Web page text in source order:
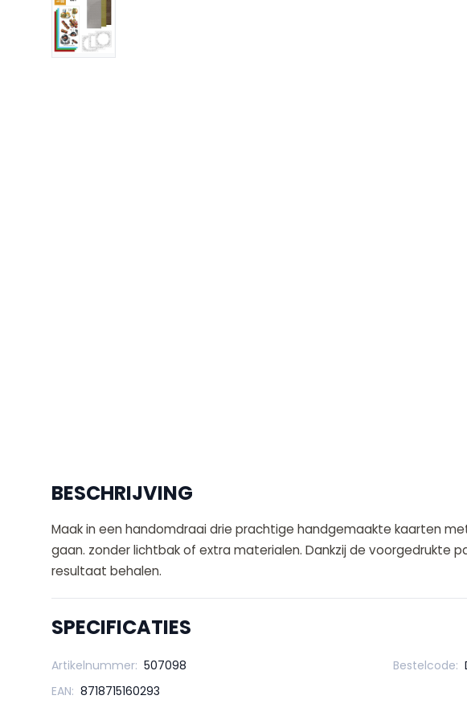
BESCHRIJVING
Maak in een handomdraai drie prachtige handgemaakte kaarten
gaan. zonder lichtbak of extra materialen. Dankzij de voorgedrukte
resultaat behalen.
SPECIFICATIES
Artikelnummer: 507098 Bestelcode:
EAN: 8718715160293